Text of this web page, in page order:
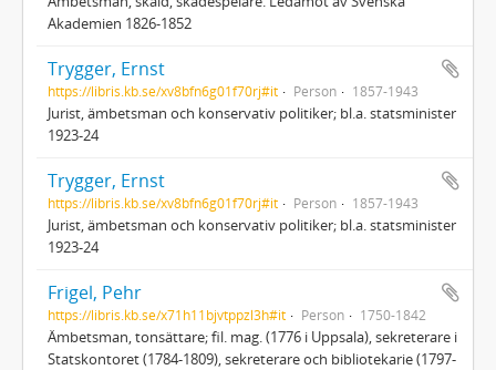
Akademien 1826-1852
Trygger, Ernst
https://libris.kb.se/xv8bfn6g01f70rj#it Person 1857-1943
Jurist, ämbetsman och konservativ politiker; bl.a. statsminister
1923-24
Trygger, Ernst
https://libris.kb.se/xv8bfn6g01f70rj#it Person 1857-1943
Jurist, ämbetsman och konservativ politiker; bl.a. statsminister
1923-24
Frigel, Pehr
https://libris.kb.se/x71h11bjvtppzl3h#it Person 1750-1842
Ämbetsman, tonsättare; fil. mag. (1776 i Uppsala), sekreterare i
Statskontoret (1784-1809), sekreterare och bibliotekarie (1797-